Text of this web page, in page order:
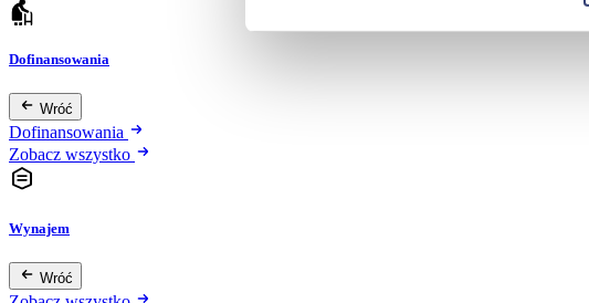
Dofinansowania
Wróć
Dofinansowania
Zobacz wszystko
Wynajem
Wróć